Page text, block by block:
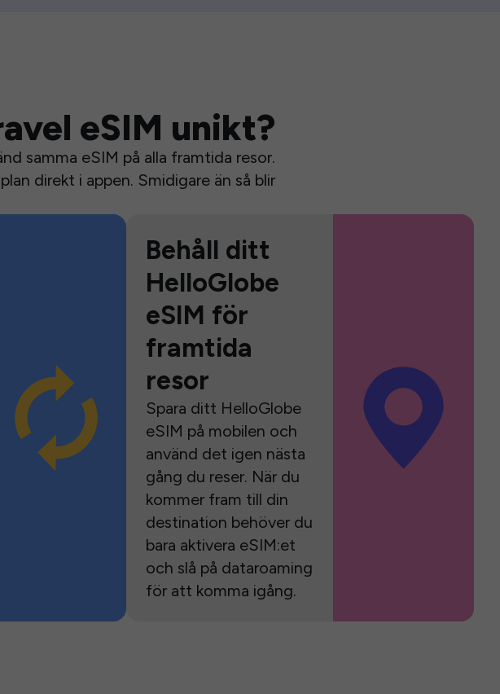
eSIM unikt?
samma eSIM på alla framtida resor.
direkt i appen. Smidigare än så blir
Behåll ditt
HelloGlobe
eSIM för
framtida
resor
Spara ditt HelloGlobe
eSIM på mobilen och
använd det igen nästa
gång du reser. När du
kommer fram till din
destination behöver du
bara aktivera eSIM:et
och slå på dataroaming
för att komma igång.